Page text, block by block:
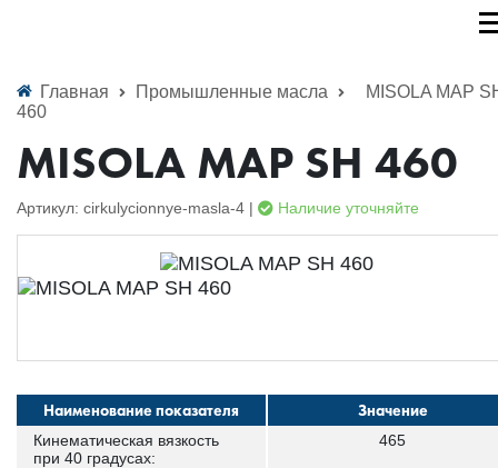
Главная Промышленные масла
MISOLA MAP
460
MISOLA MAP SH 460
Артикул: cirkulycionnye-masla-4 | Наличие уточняйте
Наименование показателя Значение
Кинематическая вязкость
при 40 градусах:
465